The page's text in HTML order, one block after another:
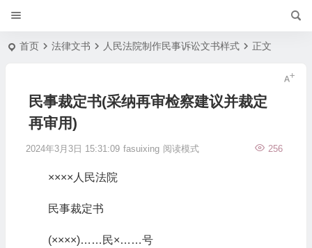
首页 法律文书 人民法院制作民事诉讼文书样式 正文
民事裁定书(采纳再审检察建议并裁定
再审用)
2024年3月3日 15:31:09 fasuixing 256
阅读模式
××××人民法院
民事裁定书
(××××)……民×……号